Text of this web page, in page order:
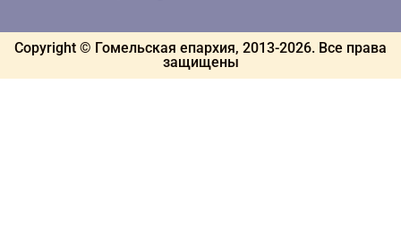
Copyright © Гомельская епархия, 2013-2026. Все права
защищены